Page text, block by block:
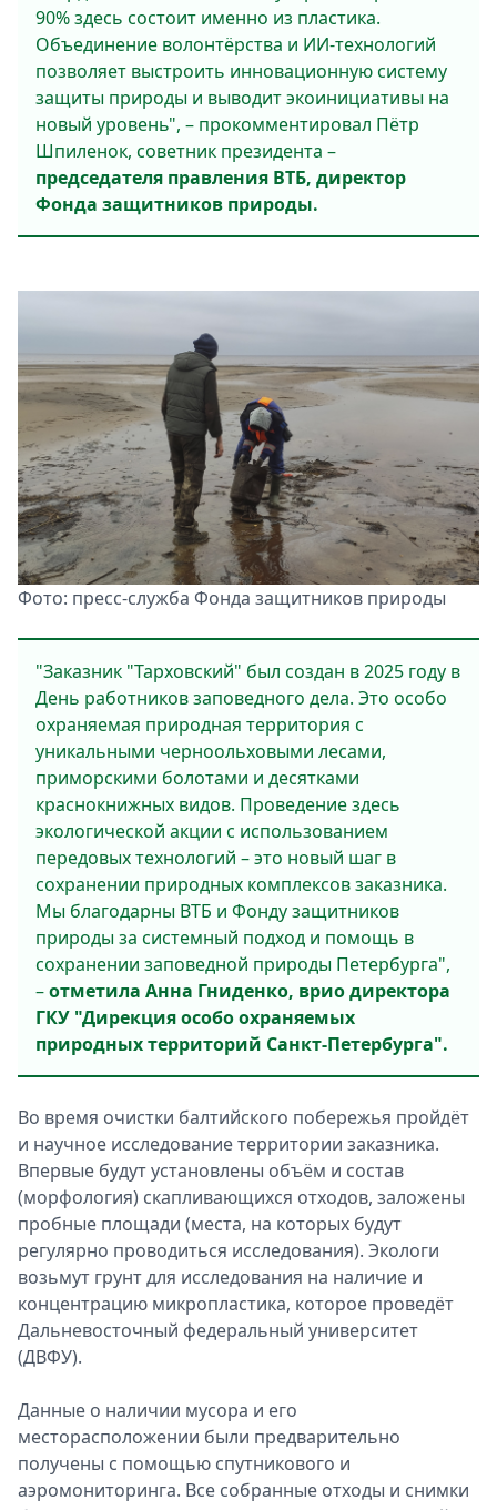
90% здесь состоит именно из пластика.
Объединение волонтёрства и ИИ-технологий
позволяет выстроить инновационную систему
защиты природы и выводит экоинициативы на
новый уровень", – прокомментировал Пётр
Шпиленок, советник президента –
председателя правления ВТБ, директор
Фонда защитников природы.
Фото: пресс-служба Фонда защитников природы
"Заказник "Тарховский" был создан в 2025 году в
День работников заповедного дела. Это особо
охраняемая природная территория с
уникальными черноольховыми лесами,
приморскими болотами и десятками
краснокнижных видов. Проведение здесь
экологической акции с использованием
передовых технологий – это новый шаг в
сохранении природных комплексов заказника.
Мы благодарны ВТБ и Фонду защитников
природы за системный подход и помощь в
сохранении заповедной природы Петербурга",
–отметила Анна Гниденко, врио директора
ГКУ "Дирекция особо охраняемых
природных территорий Санкт-Петербурга".
Во время очистки балтийского побережья пройдёт
и научное исследование территории заказника.
Впервые будут установлены объём и состав
(морфология) скапливающихся отходов, заложены
пробные площади (места, на которых будут
регулярно проводиться исследования). Экологи
возьмут грунт для исследования на наличие и
концентрацию микропластика, которое проведёт
Дальневосточный федеральный университет
(ДВФУ).
Данные о наличии мусора и его
месторасположении были предварительно
получены с помощью спутникового и
аэромониторинга. Все собранные отходы и снимки